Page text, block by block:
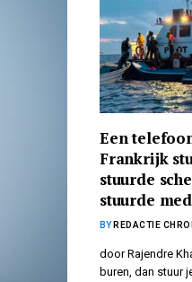
Een
Frankrijk
stuurde
stuurde
BY REDACTIE
door Rajendre
buren, dan stuur